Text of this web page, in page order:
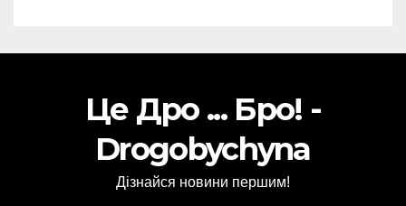
Це Дро ... Бро! -
Drogobychyna
Дізнайся новини першим!